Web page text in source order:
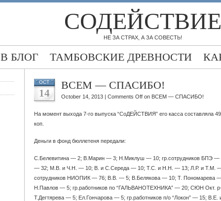
СОДЕЙСТВИЕ
НЕ ЗА СТРАХ, А ЗА СОВЕСТЬ!
В БЛОГ ТАМБОВСКИЕ ДРЕВНОСТИ
OCT
14
ВСЕМ — СПАСИБО!
October 14, 2013 | Comments Off on ВСЕМ — СПАСИБО!
На момент выхода 7-го выпуска “СоДЕЙСТВИЯ” его касса составляла
коп.
Деньги в фонд бюллетеня передали:
С.Белевитина — 2; В.Марин — 3; Н.Миклуш — 10; гр.сотрудников БПЭ —
— 32; М.В. и Ч.Н. — 10; В. и С.Середа — 10; Т.С. и Н.Н. — 13; Л.Р. и Т.М. —
сотрудников НИОПИК — 76; В.В. — 5; В.Белякова — 10; Т. Пономарева
Н.Павлов — 5; гр.работников по “ГАЛЬВАНОТЕХНИКА” — 20; СЮН Окт.
Т.Дегтярева — 5; Ел.Гончарова — 5; гр.работников п/о “Локон” — 15; В.Е.